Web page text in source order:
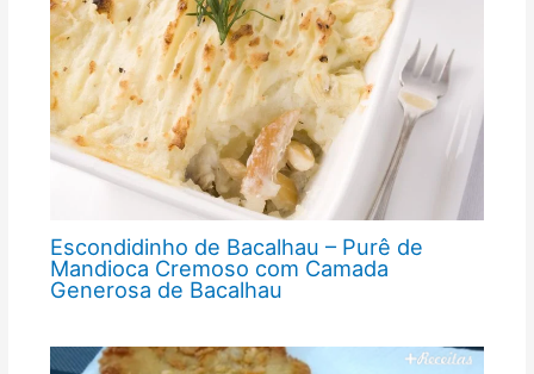
Escondidinho de Bacalhau – Purê de
Mandioca Cremoso com Camada
Generosa de Bacalhau